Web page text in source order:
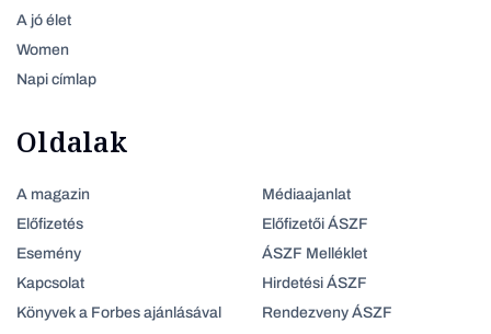
A jó élet
Women
Napi címlap
Oldalak
A magazin
Előfizetés
Esemény
Kapcsolat
Könyvek a Forbes ajánlásával
Médiaajanlat
Előfizetői ÁSZF
ÁSZF Melléklet
Hirdetési ÁSZF
Rendezveny ÁSZF